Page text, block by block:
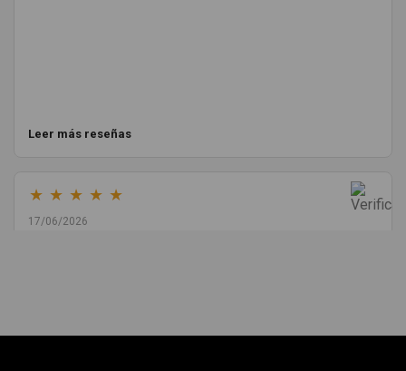
Leer más reseñas
★ ★ ★ ★ ★
17/06/2026